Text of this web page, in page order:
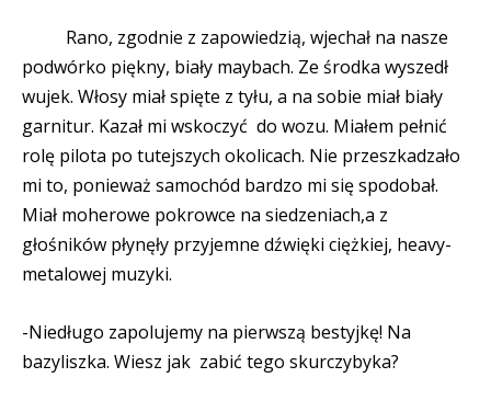
Rano, zgodnie z zapowiedzią, wjechał na nasze
podwórko piękny, biały maybach. Ze środka wyszedł
wujek. Włosy miał spięte z tyłu, a na sobie miał biały
garnitur. Kazał mi wskoczyć do wozu. Miałem pełnić
rolę pilota po tutejszych okolicach. Nie przeszkadzało
mi to, ponieważ samochód bardzo mi się spodobał.
Miał moherowe pokrowce na siedzeniach,a z
głośników płynęły przyjemne dźwięki ciężkiej, heavy-
metalowej muzyki.
-Niedługo zapolujemy na pierwszą bestyjkę! Na
bazyliszka. Wiesz jak zabić tego skurczybyka?